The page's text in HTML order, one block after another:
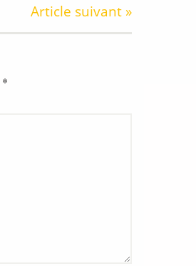
Article suivant »
*